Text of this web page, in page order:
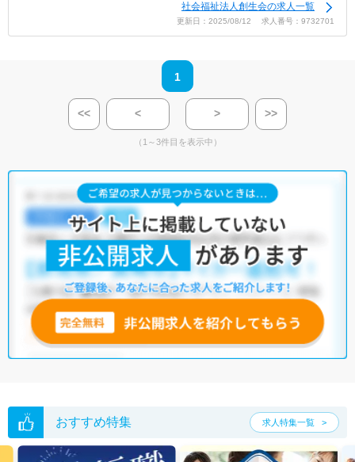
社会福祉法人創生会の求人一覧
更新日：2025/08/12 求人番号：9732701
1
<< < > >>
（1～3件目を表示中）
おすすめ特集 求人特集一覧